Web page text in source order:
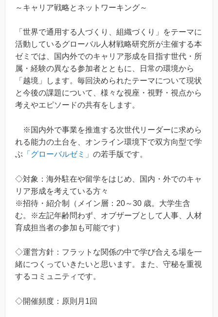
～キャリア戦略とネットワーキング～
「世界で通用する人づくり、組織づくり」をテーマに
活動しているグローバル人材戦略研究所が主催する本
ゼミでは、国内外でのキャリア形成を目指す世代・所
属・経験の異なる参加者とともに、日常の環境から
「越境」します。毎回決められたテーマについて現状
と今後の課題について、様々な視座・視野・視点から
考えやエピソードの共有をします。
※国内外で事業を推進する次世代リーダーに求めら
れる能力の土台を、オンライン環境下で双方向型で学
ぶ 「グローバルゼミ」 の若手版です。
◇対象：海外駐在や留学をはじめ、国内・外でのキャ
リア形成を考えている方々
※招待・紹介制（メイン層：20～30 歳。大学生含
む。※左記年齢問わず、オブザーブとして人事、人材
育成担当者の参加も可能です）
◇運営方針：フラットな関係の中で学び合える場を一
緒につくっていきたいと思います。また、守秘を重視
するコミュニティです。
◇開催頻度：原則月1回